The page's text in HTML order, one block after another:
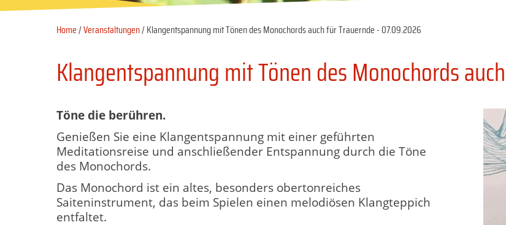
Home/Veranstaltungen/ Klangentspannung mit Tönen des Monochords auch für Trauernde - 07.09.2026
Klangentspannung mit Tönen des Monochords
Töne die berühren.
Genießen Sie eine Klangentspannung mit einer geführten
Meditationsreise und anschließender Entspannung durch die Töne
des Monochords.
Das Monochord ist ein altes, besonders obertonreiches
Saiteninstrument, das beim Spielen einen melodiösen Klangteppich
entfaltet.